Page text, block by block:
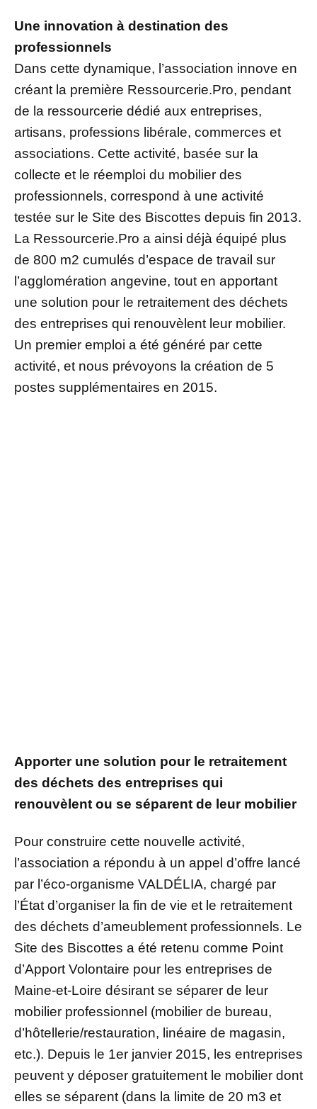
Une innovation à destination des
professionnels
Dans cette dynamique, l’association innove en
créant la première Ressourcerie.Pro, pendant
de la ressourcerie dédié aux entreprises,
artisans, professions libérale, commerces et
associations. Cette activité, basée sur la
collecte et le réemploi du mobilier des
professionnels, correspond à une activité
testée sur le Site des Biscottes depuis fin 2013.
La Ressourcerie.Pro a ainsi déjà équipé plus
de 800 m2 cumulés d’espace de travail sur
l’agglomération angevine, tout en apportant
une solution pour le retraitement des déchets
des entreprises qui renouvèlent leur mobilier.
Un premier emploi a été généré par cette
activité, et nous prévoyons la création de 5
postes supplémentaires en 2015.
Apporter une solution pour le retraitement
des déchets des entreprises qui
renouvèlent ou se séparent de leur mobilier
Pour construire cette nouvelle activité,
l’association a répondu à un appel d’offre lancé
par l’éco-organisme VALDÉLIA, chargé par
l’État d’organiser la fin de vie et le retraitement
des déchets d’ameublement professionnels. Le
Site des Biscottes a été retenu comme Point
d’Apport Volontaire pour les entreprises de
Maine-et-Loire désirant se séparer de leur
mobilier professionnel (mobilier de bureau,
d’hôtellerie/restauration, linéaire de magasin,
etc.). Depuis le 1er janvier 2015, les entreprises
peuvent y déposer gratuitement le mobilier dont
elles se séparent (dans la limite de 20 m3 et